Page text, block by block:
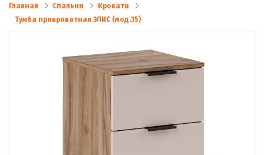
Главная Спальни
Кровати
Тумба прикроватная ЭЛИС (мод.35)